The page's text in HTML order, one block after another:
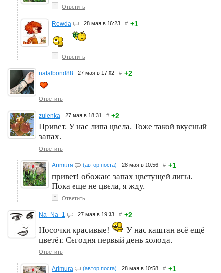
↑ Ответить
Rewda 28 мая в 16:23 # +1
↑ Ответить
natalbond88 27 мая в 17:02 # +2
Ответить
zulenka 27 мая в 18:31 # +2
Привет. У нас липа цвела. Тоже такой вкусный
запах.
Ответить
Arimura (автор поста) 28 мая в 10:56 # +1
привет! обожаю запах цветущей липы.
Пока еще не цвела, я жду.
↑ Ответить
Na_Na_1 27 мая в 19:33 # +2
Носочки красивые!
У нас каштан всё ещё
цветёт. Сегодня первый день холода.
Ответить
Arimura (автор поста) 28 мая в 10:58 # +1